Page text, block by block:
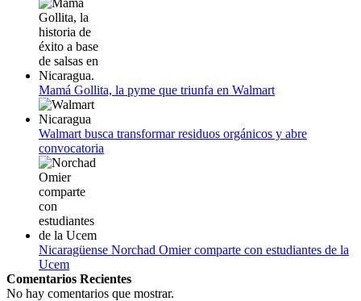
Mamá Gollita, la pyme que triunfa en Walmart
Walmart busca transformar residuos orgánicos y abre
convocatoria
Nicaragüense Norchad Omier comparte con estudiantes de la
Ucem
Comentarios Recientes
No hay comentarios que mostrar.